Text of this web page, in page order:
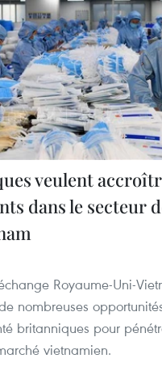
veulent
dans le secteur
Royaume-Uni-
nombreuses
britanniques pour
vietnamien.